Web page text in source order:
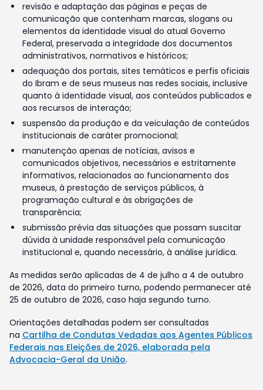
revisão e adaptação das páginas e peças de
comunicação que contenham marcas, slogans ou
elementos da identidade visual do atual Governo
Federal, preservada a integridade dos documentos
administrativos, normativos e históricos;
adequação dos portais, sites temáticos e perfis oficiais
do Ibram e de seus museus nas redes sociais, inclusive
quanto à identidade visual, aos conteúdos publicados e
aos recursos de interação;
suspensão da produção e da veiculação de conteúdos
institucionais de caráter promocional;
manutenção apenas de notícias, avisos e
comunicados objetivos, necessários e estritamente
informativos, relacionados ao funcionamento dos
museus, à prestação de serviços públicos, à
programação cultural e às obrigações de
transparência;
submissão prévia das situações que possam suscitar
dúvida à unidade responsável pela comunicação
institucional e, quando necessário, à análise jurídica.
As medidas serão aplicadas de 4 de julho a 4 de outubro
de 2026, data do primeiro turno, podendo permanecer até
25 de outubro de 2026, caso haja segundo turno.
Orientações detalhadas podem ser consultadas
na Cartilha de Condutas Vedadas aos Agentes Públicos
Federais nas Eleições de 2026, elaborada pela
Advocacia-Geral da União.